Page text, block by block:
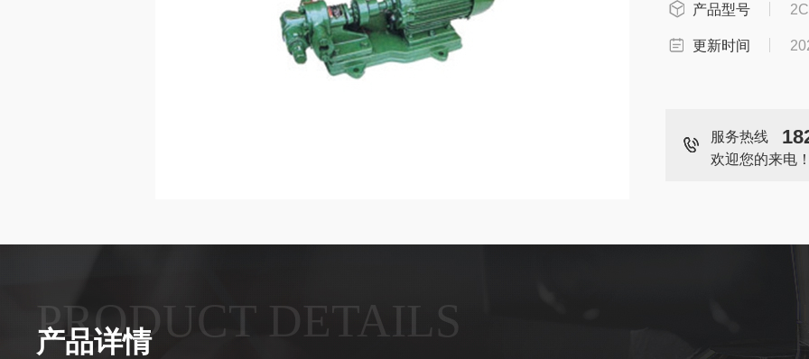
产品型号
更新时间
服务热线
欢迎您的来电
PRODUCT DETAILS
产品详情